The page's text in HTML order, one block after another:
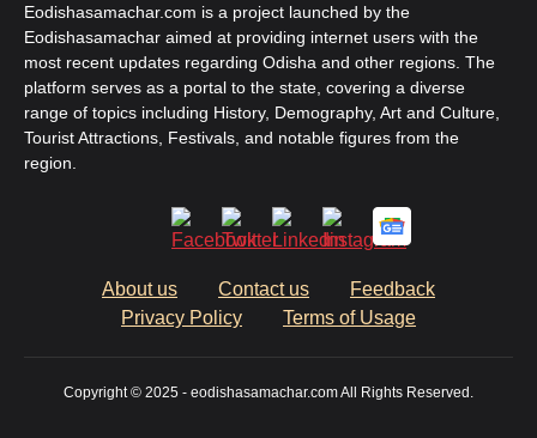
Eodishasamachar.com is a project launched by the
Eodishasamachar aimed at providing internet users with the
most recent updates regarding Odisha and other regions. The
platform serves as a portal to the state, covering a diverse
range of topics including History, Demography, Art and Culture,
Tourist Attractions, Festivals, and notable figures from the
region.
About us Contact us
Feedback
Privacy Policy
Terms of Usage
Copyright © 2025 - eodishasamachar.com All Rights Reserved.